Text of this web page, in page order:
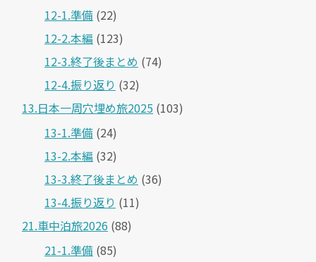
12-1.準備 (22)
12-2.本編 (123)
12-3.終了後まとめ (74)
12-4.振り返り (32)
13.日本一周穴埋め旅2025 (103)
13-1.準備 (24)
13-2.本編 (32)
13-3.終了後まとめ (36)
13-4.振り返り (11)
21.車中泊旅2026 (88)
21-1.準備 (85)